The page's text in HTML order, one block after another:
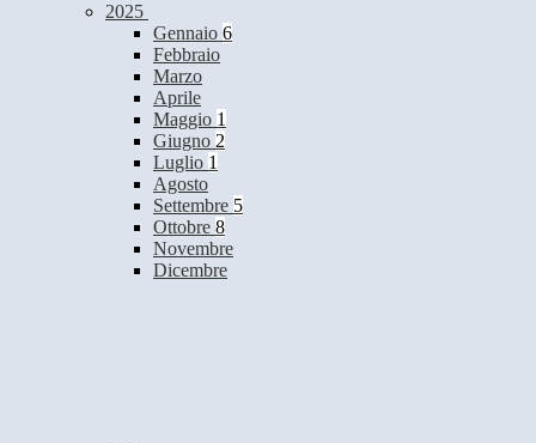
2025
Gennaio 6
Febbraio
Marzo
Aprile
Maggio 1
Giugno 2
Luglio 1
Agosto
Settembre 5
Ottobre 8
Novembre
Dicembre